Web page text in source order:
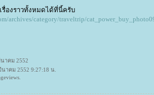
รื่องราวทั้งหมดได้ที่นี้ครับ
archives/category/traveltrip/
นาคม 2552
นาคม 2552 9:27:18 น.